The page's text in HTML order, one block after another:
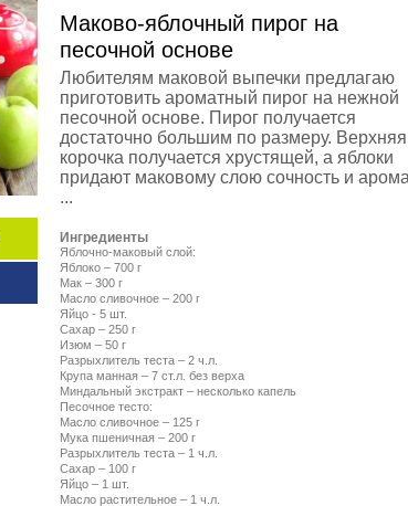
Маково-яблочный пирог на
песочной основе
Любителям маковой выпечки предлагаю
приготовить ароматный пирог на нежной
песочной основе. Пирог получается
достаточно большим по размеру. Верхняя
корочка получается хрустящей, а яблоки
придают маковому слою сочность и
...
Ингредиенты
Яблочно-маковый слой:
Яблоко – 700 г
Мак – 300 г
Масло сливочное – 200 г
Яйцо - 5 шт.
Сахар – 250 г
Изюм – 50 г
Разрыхлитель теста – 2 ч.л.
Крупа манная – 7 ст.л. без верха
Миндальный экстракт – несколько капель
Песочное тесто:
Масло сливочное – 125 г
Мука пшеничная – 200 г
Разрыхлитель теста – 1 ч.л.
Сахар – 100 г
Яйцо – 1 шт.
Масло растительное – 1 ч.л.